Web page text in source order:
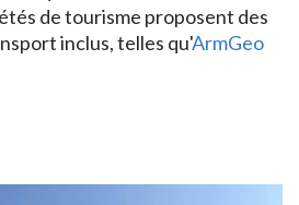
de tourisme proposent des
inclus, telles qu'ArmGeo